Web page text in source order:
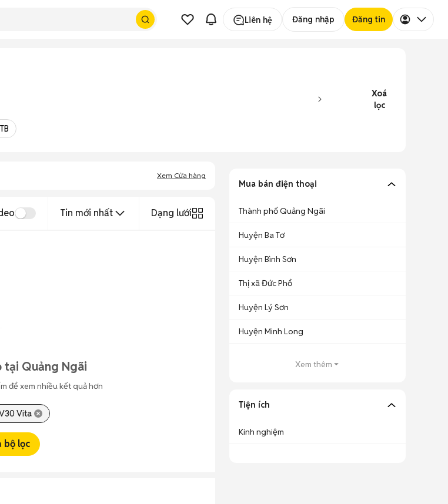
Liên hệ Đăng nhập Đăng tin
Xoá
lọc
Xem Cửa hàng
Tin mới nhất Dạng lưới
tại Quảng Ngãi
để xem nhiều kết quả hơn
Vita
bộ lọc
Mua bán điện thoại
Thành phố Quảng Ngãi
Huyện Ba Tơ
Huyện Bình Sơn
Thị xã Đức Phổ
Huyện Lý Sơn
Huyện Minh Long
Xem thêm
Tiện ích
Kinh nghiệm